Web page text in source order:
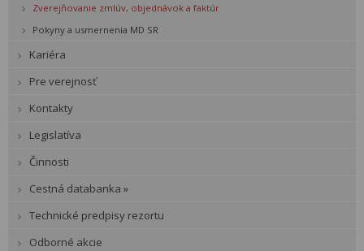
Zverejňovanie zmlúv, objednávok a faktúr
Pokyny a usmernenia MD SR
Kariéra
Pre verejnosť
Kontakty
Legislatíva
Činnosti
Cestná databanka »
Technické predpisy rezortu
Odborné akcie